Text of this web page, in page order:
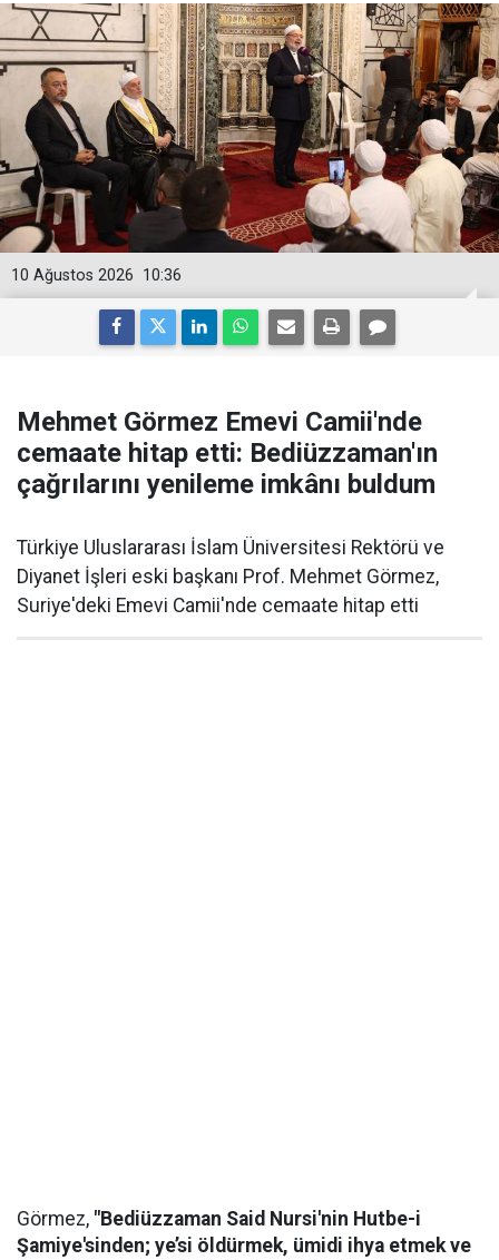
10:36
10 Ağustos 2026
Mehmet Görmez Emevi Camii'nde
cemaate hitap etti: Bediüzzaman'ın
çağrılarını yenileme imkânı buldum
Türkiye Uluslararası İslam Üniversitesi Rektörü ve
Diyanet İşleri eski başkanı Prof. Mehmet Görmez,
Suriye'deki Emevi Camii'nde cemaate hitap etti
Görmez, "Bediüzzaman Said Nursi'nin Hutbe-i
Şamiye'sinden; ye’si öldürmek, ümidi ihya etmek ve